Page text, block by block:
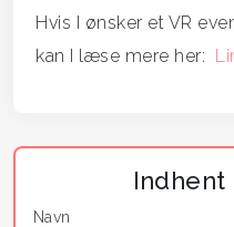
Hvis I ønsker et VR
kan I læse mere her:
Navn